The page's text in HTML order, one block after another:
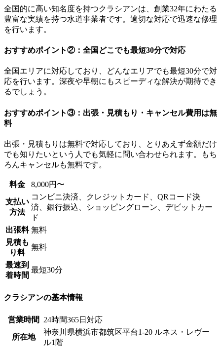
全国的に高い知名度を持つクラシアンは、創業32年にわたる
豊富な実績を持つ水道事業者です。適切な対応で迅速な修理
を行います。
おすすめポイント②：全国どこでも最短30分で対応
全国エリアに対応しており、どんなエリアでも最短30分で対
応を行います。深夜や早朝にもスピーディな解決が期待でき
るでしょう。
おすすめポイント③：出張・見積もり・キャンセル費用は無
料
出張・見積もりは無料で対応しており、とりあえず金額だけ
でも知りたいという人でも気軽に問い合わせられます。もち
ろんキャンセルも無料です。
料金 8,000円〜
支払い
方法
コンビニ決済、クレジットカード、QRコード決
済、銀行振込、ショッピングローン、デビットカー
ド
出張料 無料
見積も
り料
無料
最速到
着時間
最短30分
クラシアンの基本情報
営業時間 24時間365日対応
所在地
神奈川県横浜市都筑区平台1-20 ルネス・レヴー
ル1階